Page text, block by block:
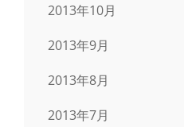
2013年10月
2013年9月
2013年8月
2013年7月